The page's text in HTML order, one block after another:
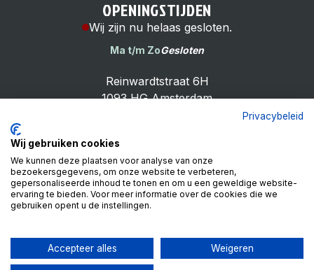
Cheap Bike Shop
4.9
Based on 99 reviews
Review ons op
OPENINGSTIJDEN
Wij zijn nu helaas gesloten.
Ma t/m ZoGesloten
Reinwardtstraat 6H
1093 HG Amsterdam
Privacybeleid
Wij gebruiken cookies
We kunnen deze plaatsen voor analyse van onze
bezoekersgegevens, om onze website te verbeteren,
gepersonaliseerde inhoud te tonen en om u een geweldige website-
ervaring te bieden. Voor meer informatie over de cookies die we
gebruiken opent u de instellingen.
Accepteer alles Weigeren